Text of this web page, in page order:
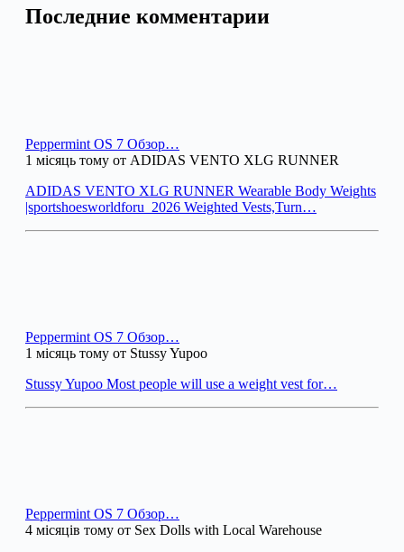
Последние комментарии
Peppermint OS 7 Обзор…
1 місяць тому от ADIDAS VENTO XLG RUNNER
ADIDAS VENTO XLG RUNNER Wearable Body Weights
|sportshoesworldforu_2026 Weighted Vests,Turn…
Peppermint OS 7 Обзор…
1 місяць тому от Stussy Yupoo
Stussy Yupoo Most people will use a weight vest for…
Peppermint OS 7 Обзор…
4 місяців тому от Sex Dolls with Local Warehouse